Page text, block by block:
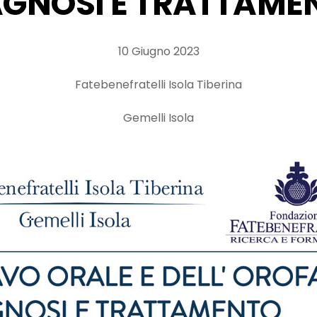
10 Giugno 2023
Fatebenefratelli Isola Tiberina
Gemelli Isola